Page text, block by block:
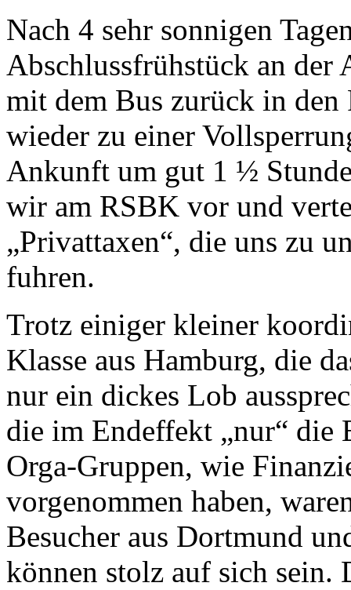
Nach 4 sehr sonnigen
Abschlussfrühstück an der
mit dem Bus zurück in
wieder zu einer
Ankunft um gut 1 ½
wir am RSBK vor und
„Privattaxen“, die uns zu
fuhren.
Trotz einiger kleiner
Klasse aus Hamburg, die
nur ein dickes Lob
die im Endeffekt „nur“ die
Orga-Gruppen, wie
vorgenommen haben,
Besucher aus Dortmund
können stolz auf sich sein.